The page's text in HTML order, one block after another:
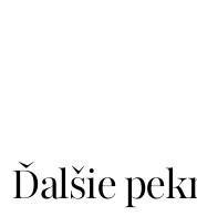
Ďalšie